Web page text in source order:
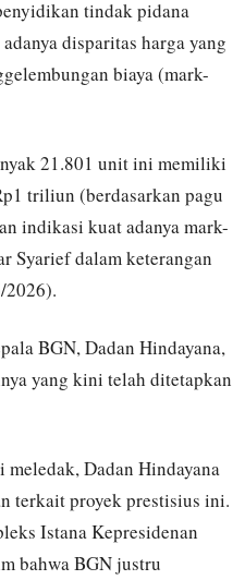
tindak pidana
disparitas harga yang
biaya (mark-
21.801 unit ini memiliki
triliun (berdasarkan pagu
indikasi kuat adanya mark-
Syarief dalam keterangan
2026).
BGN, Dadan Hindayana,
yang kini telah ditetapkan
Dadan Hindayana
terkait proyek prestisius ini.
Istana Kepresidenan
bahwa BGN justru